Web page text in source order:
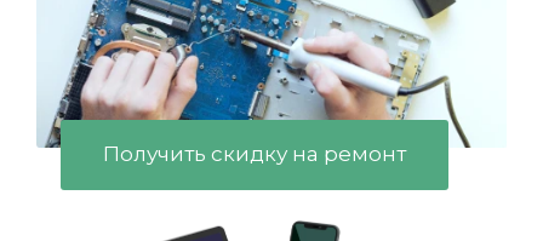
Получить скидку на ремонт